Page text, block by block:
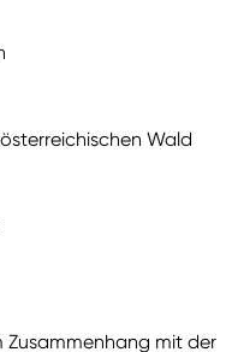
Wald
Zusammenhang mit der